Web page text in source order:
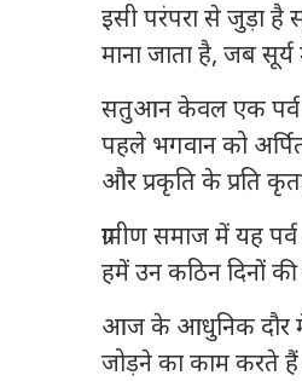
इसी परंपरा से जुड़ा है
माना जाता है, जब
सतुआन केवल एक पर्व
पहले भगवान को
और प्रकृति के प्रति
ग्रामीण समाज में यह
हमें उन कठिन दिनों
आज के आधुनिक दौर
जोड़ने का काम करते